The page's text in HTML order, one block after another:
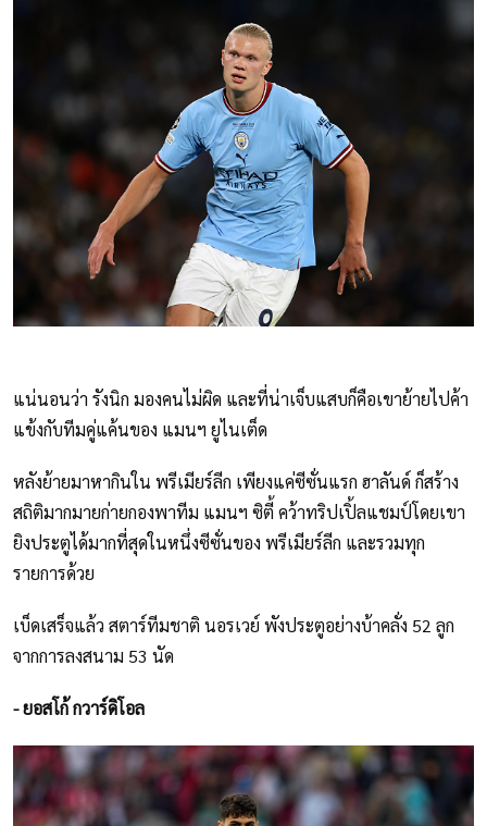
แน่นอนว่า รังนิก มองคนไม่ผิด และที่น่าเจ็บแสบก็คือเขาย้ายไปค้า
แข้งกับทีมคู่แค้นของ แมนฯ ยูไนเต็ด
หลังย้ายมาหากินใน พรีเมียร์ลีก เพียงแค่ซีซั่นแรก ฮาลันด์ ก็สร้าง
สถิติมากมายก่ายกองพาทีม แมนฯ ซิตี้ คว้าทริปเปิ้ลแชมป์โดยเขา
ยิงประตูได้มากที่สุดในหนึ่งซีซั่นของ พรีเมียร์ลีก และรวมทุก
รายการด้วย
เบ็ดเสร็จแล้ว สตาร์ทีมชาติ นอรเวย์ พังประตูอย่างบ้าคลั่ง 52 ลูก
จากการลงสนาม 53 นัด
- ยอสโก้ กวาร์ดิโอล